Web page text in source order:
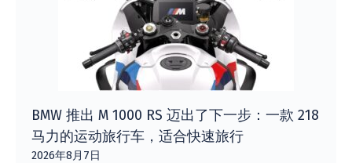
BMW 推出 M 1000 RS 迈出了下一步：一款 218
马力的运动旅行车，适合快速旅行
2026年8月7日